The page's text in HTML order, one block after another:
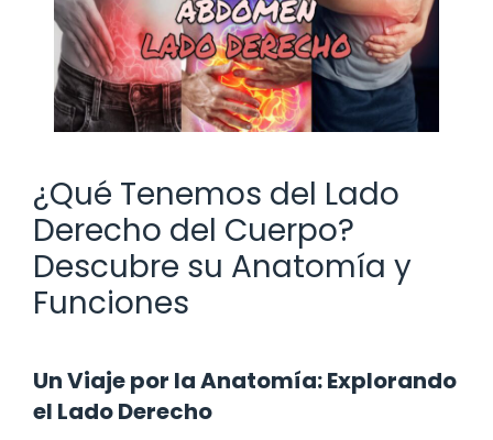
¿Qué Tenemos del Lado
Derecho del Cuerpo?
Descubre su Anatomía y
Funciones
Un Viaje por la Anatomía: Explorando
el Lado Derecho